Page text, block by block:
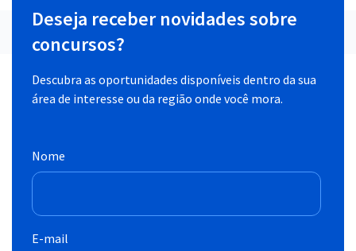
Deseja receber novidades sobre
concursos?
Descubra as oportunidades disponíveis dentro da sua
área de interesse ou da região onde você mora.
Nome
E-mail